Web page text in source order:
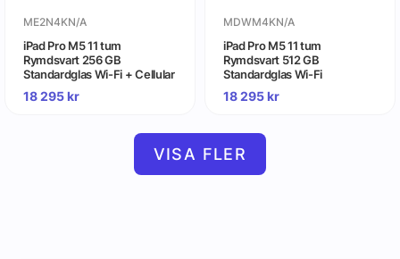
ME2N4KN/A
iPad Pro M5 11 tum
Rymdsvart 256 GB
Standardglas Wi-Fi + Cellular
18 295kr
MDWM4KN/A
iPad Pro M5 11 tum
Rymdsvart 512 GB
Standardglas Wi-Fi
18 295kr
VISA FLER